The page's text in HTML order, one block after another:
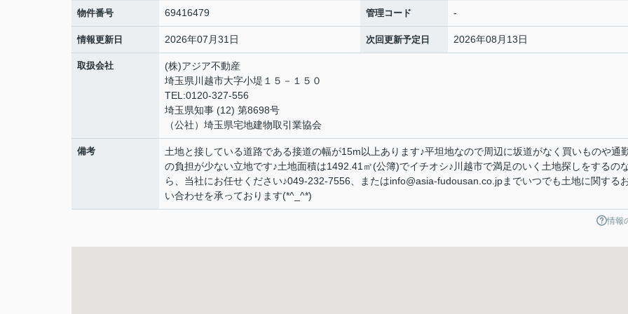
物件番号 69416479 管理コード -
情報更新日 2026年07月31日 次回更新予定日 2026年08月13日
取扱会社
(株)アジア不動産
埼玉県川越市大字小堤１５－１５０
TEL:0120-327-556
埼玉県知事 (12) 第8698号
（公社）埼玉県宅地建物取引業協会
備考
土地と接している道路である接道の幅が15m以上あります♪平坦地なので周辺に坂道がなく買いものや通
の負担が少ない立地です♪土地面積は1492.41㎡(公簿)でイチオシ♪川越市で満足のいく土地探しをするの
ら、当社にお任せください♪049-232-7556、またはinfo@asia-fudousan.co.jpまでいつでも土地に関する
い合わせを承っております(*^_^*)
情報